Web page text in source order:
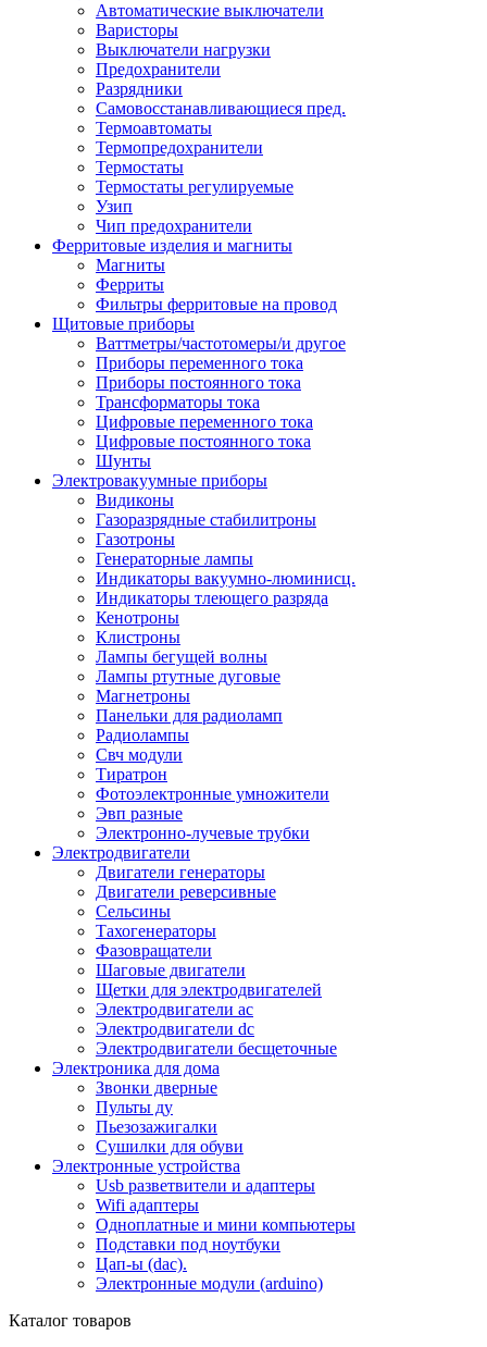
Автоматические выключатели
Варисторы
Выключатели нагрузки
Предохранители
Разрядники
Самовосстанавливающиеся пред.
Термоавтоматы
Термопредохранители
Термостаты
Термостаты регулируемые
Узип
Чип предохранители
Ферритовые изделия и магниты
Магниты
Ферриты
Фильтры ферритовые на провод
Щитовые приборы
Ваттметры/частотомеры/и другое
Приборы переменного тока
Приборы постоянного тока
Трансформаторы тока
Цифровые переменного тока
Цифровые постоянного тока
Шунты
Электровакуумные приборы
Видиконы
Газоразрядные стабилитроны
Газотроны
Генераторные лампы
Индикаторы вакуумно-люминисц.
Индикаторы тлеющего разряда
Кенотроны
Клистроны
Лампы бегущей волны
Лампы ртутные дуговые
Магнетроны
Панельки для радиоламп
Радиолампы
Свч модули
Тиратрон
Фотоэлектронные умножители
Эвп разные
Электронно-лучевые трубки
Электродвигатели
Двигатели генераторы
Двигатели реверсивные
Сельсины
Тахогенераторы
Фазовращатели
Шаговые двигатели
Щетки для электродвигателей
Электродвигатели ac
Электродвигатели dc
Электродвигатели бесщеточные
Электроника для дома
Звонки дверные
Пульты ду
Пьезозажигалки
Сушилки для обуви
Электронные устройства
Usb разветвители и адаптеры
Wifi адаптеры
Одноплатные и мини компьютеры
Подставки под ноутбуки
Цап-ы (dac).
Электронные модули (arduino)
Каталог товаров